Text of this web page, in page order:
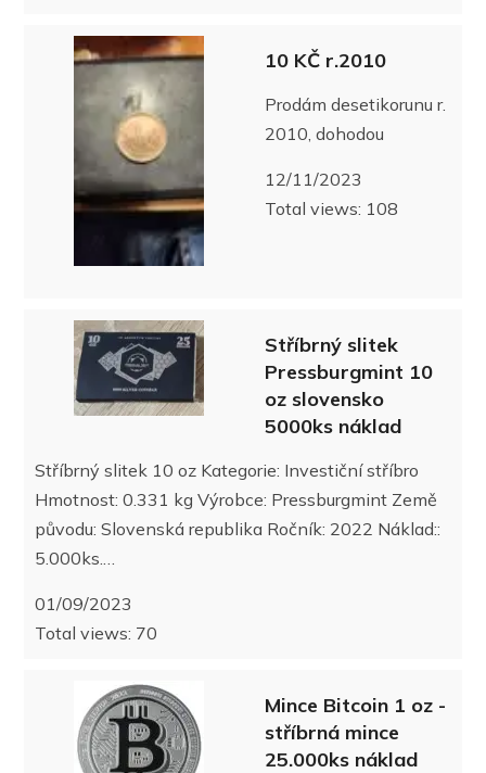
10 KČ r.2010
Prodám desetikorunu r.
2010, dohodou
12/11/2023
Total views: 108
Stříbrný slitek
Pressburgmint 10
oz slovensko
5000ks náklad
Stříbrný slitek 10 oz Kategorie: Investiční stříbro
Hmotnost: 0.331 kg Výrobce: Pressburgmint Země
původu: Slovenská republika Ročník: 2022 Náklad::
5.000ks.…
01/09/2023
Total views: 70
Mince Bitcoin 1 oz -
stříbrná mince
25.000ks náklad